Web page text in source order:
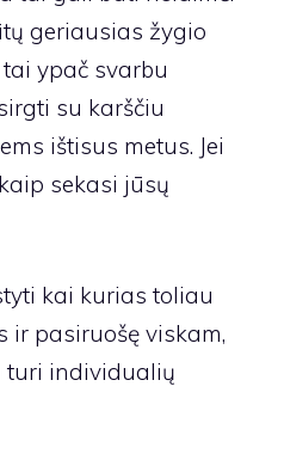
geriausias žygio
ypač svarbu
su karščiu
ištisus metus. Jei
sekasi jūsų
kai kurias toliau
ir pasiruošę viskam,
turi individualių